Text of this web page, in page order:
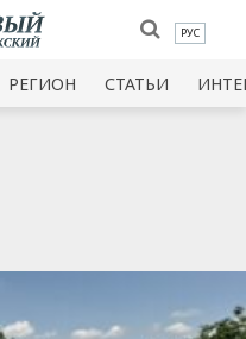
РУС
РЕГИОН СТАТЬИ